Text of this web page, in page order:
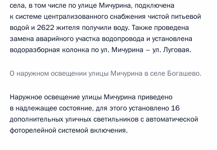
села, в том числе по улице Мичурина, подключена
к системе централизованного снабжения чистой питьевой
водой и 2622 жителя получили воду. Также проведена
замена аварийного участка водопровода и установлена
водоразборная колонка по ул. Мичурина – ул. Луговая.
О наружном освещении улицы Мичурина в селе Богашево.
Наружное освещение улицы Мичурина приведено
в надлежащее состояние, для этого установлено 16
дополнительных уличных светильников с автоматической
фоторелейной системой включения.